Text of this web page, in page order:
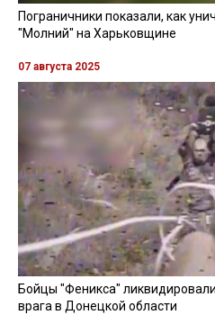
Пограничники показали, как
"Молний" на Харьковщине
07 августа 2025
Бойцы "Феникса"
врага в Донецкой области